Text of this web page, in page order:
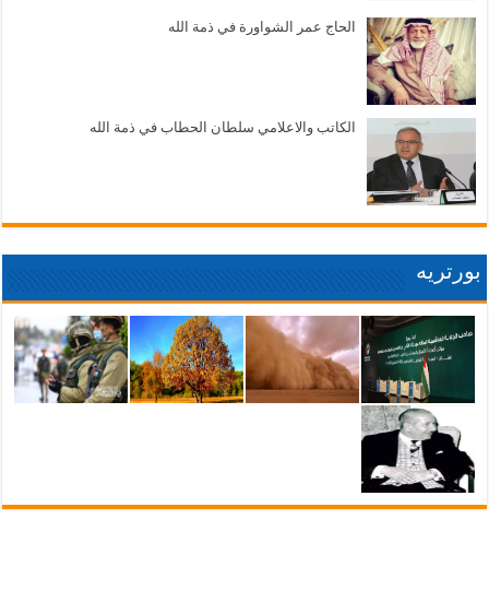
الحاج عمر الشواورة في ذمة الله
الكاتب والاعلامي سلطان الحطاب في ذمة الله
بورتريه